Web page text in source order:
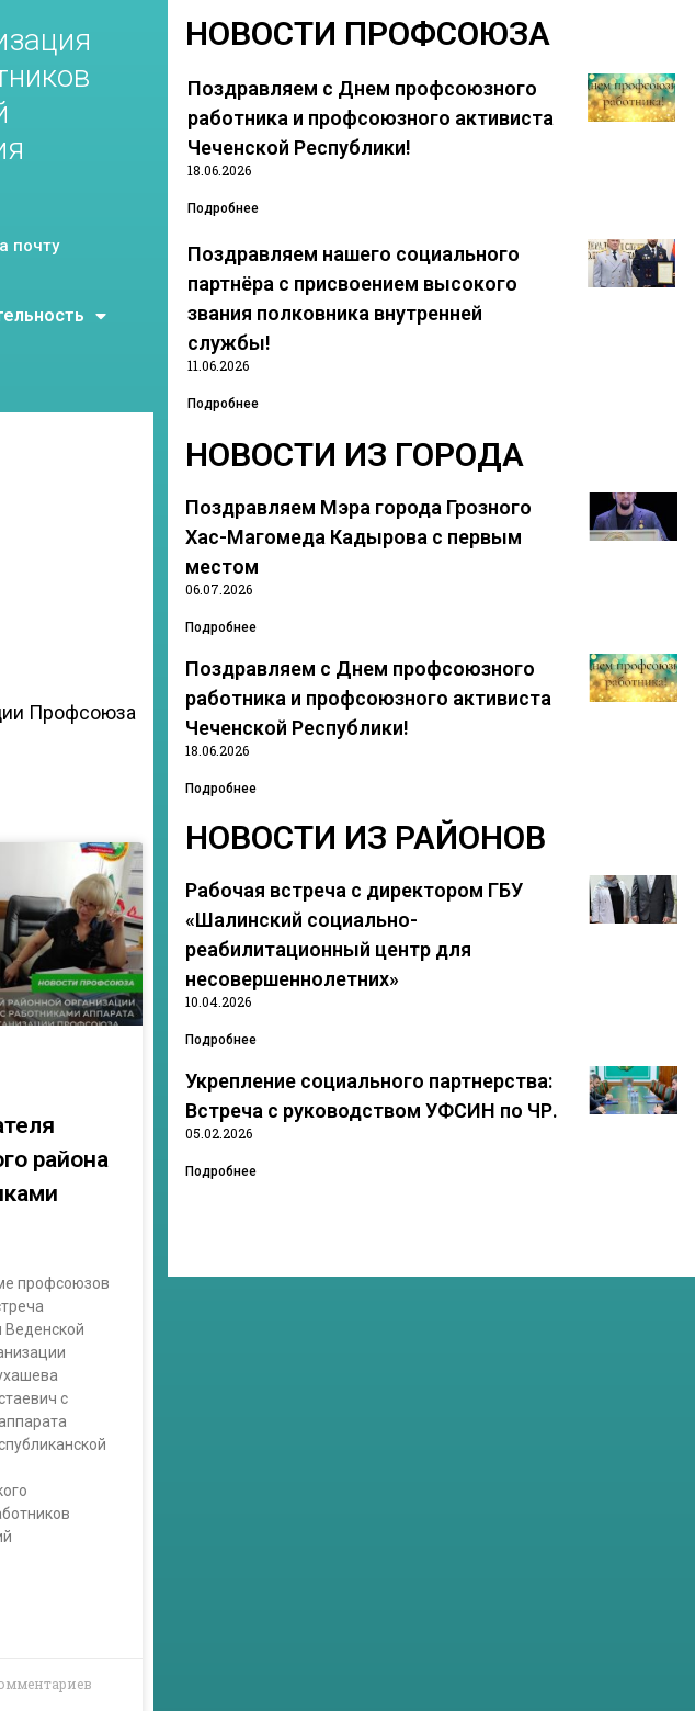
почту
Профсоюза
района
профсоюзов
Веденской
с
НОВОСТИ ПРОФСОЮЗА
Поздравляем с Днем профсоюзного
работника и профсоюзного активиста
Чеченской Республики!
18.06.2026
Подробнее
Поздравляем нашего социального
партнёра с присвоением высокого
звания полковника внутренней
службы!
11.06.2026
Подробнее
НОВОСТИ ИЗ ГОРОДА
Поздравляем Мэра города Грозного
Хас-Магомеда Кадырова с первым
местом
06.07.2026
Подробнее
Поздравляем с Днем профсоюзного
работника и профсоюзного активиста
Чеченской Республики!
18.06.2026
Подробнее
НОВОСТИ ИЗ РАЙОНОВ
Рабочая встреча с директором ГБУ
«Шалинский социально-
реабилитационный центр для
несовершеннолетних»
10.04.2026
Подробнее
Укрепление социального партнерства:
Встреча с руководством УФСИН по ЧР.
05.02.2026
Подробнее